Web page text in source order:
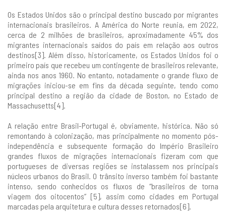
Os Estados Unidos são o principal destino buscado por migrantes
internacionais brasileiros. A América do Norte reunia, em 2022,
cerca de 2 milhões de brasileiros, aproximadamente 45% dos
migrantes internacionais saídos do país em relação aos outros
destinos[3]. Além disso, historicamente, os Estados Unidos foi o
primeiro país que recebeu um contingente de brasileiros relevante,
ainda nos anos 1960. No entanto, notadamente o grande fluxo de
migrações iniciou-se em fins da década seguinte, tendo como
principal destino a região da cidade de Boston, no Estado de
Massachusetts[4].
A relação entre Brasil-Portugal é, obviamente, histórica. Não só
remontando à colonização, mas principalmente no momento pós-
independência e subsequente formação do Império Brasileiro
grandes fluxos de migrações internacionais fizeram com que
portugueses de diversas regiões se instalassem nos principais
núcleos urbanos do Brasil. O trânsito inverso também foi bastante
intenso, sendo conhecidos os fluxos de “brasileiros de torna
viagem dos oitocentos” [5], assim como cidades em Portugal
marcadas pela arquitetura e cultura desses retornados[6].